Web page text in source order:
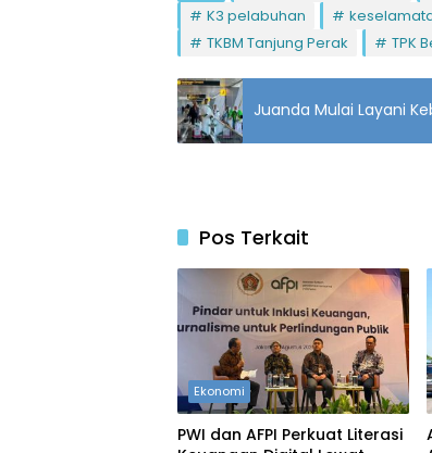
K3 pelabuhan
TKBM Tanjung Perak
TPK
Juanda Mulai Layani
Pos Terkait
Ekonomi
PWI dan AFPI Perkuat Literasi